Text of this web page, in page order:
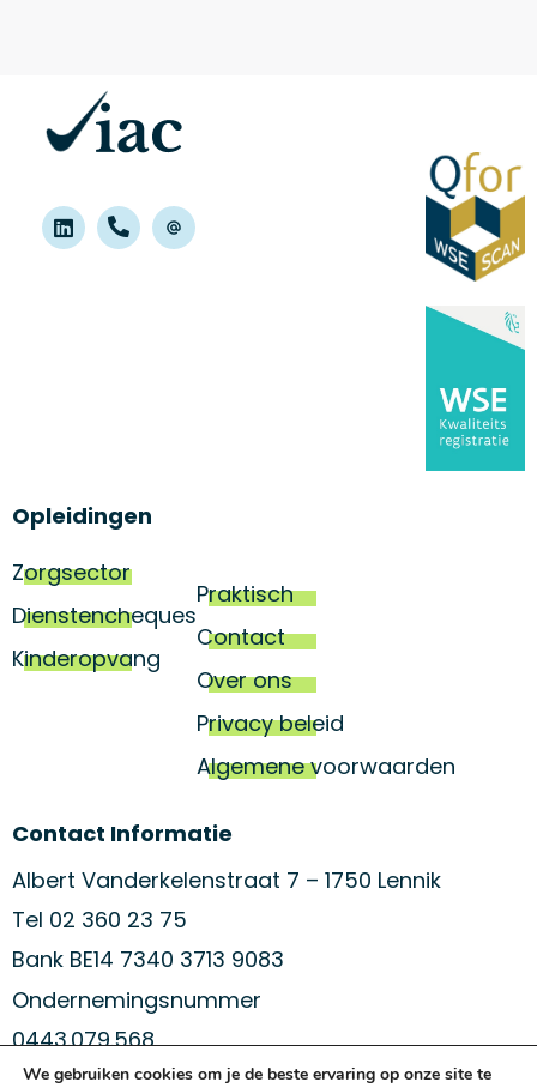
Opleidingen
Zorgsector
Dienstencheques
Kinderopvang
Praktisch
Contact
Over ons
Privacy beleid
Algemene voorwaarden
Contact Informatie
Albert Vanderkelenstraat 7 – 1750 Lennik
Tel 02 360 23 75
Bank BE14 7340 3713 9083
Ondernemingsnummer
0443.079.568
We gebruiken cookies om je de beste ervaring op onze site te